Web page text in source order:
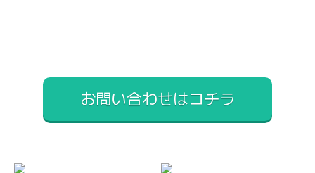
お問い合わせはコチラ